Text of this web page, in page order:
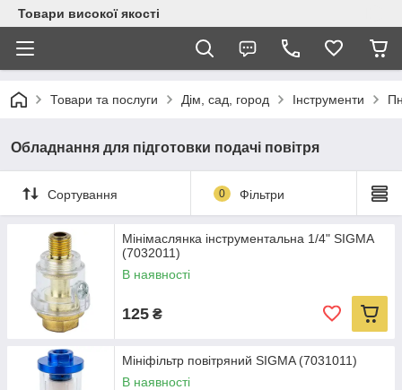
Товари високої якості
Товари та послуги Дім, сад, город Інструменти
Обладнання для підготовки подачі повітря
Сортування 0 Фільтри
Мінімаслянка інструментальна 1/4" SIGMA
(7032011)
В наявності
125 ₴
Мініфільтр повітряний SIGMA (7031011)
В наявності